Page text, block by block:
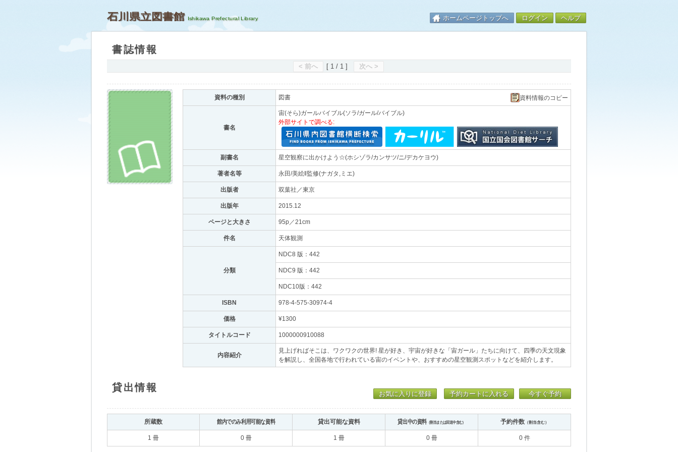
石川県立図書館 ホームページトップへ ログイン ヘルプ
書誌情報
< 前へ [ 1 / 1 ] 次へ >
資料の種別 図書 資料情報のコピー
書名
宙(そら)ガールバイブル(ソラ/ガール/バイブル)
外部サイトで調べる:
副書名 星空観察に出かけよう☆(ホシゾラ/カンサツ/ニ/デカケヨウ)
著者名等 永田/美絵‖監修(ナガタ,ミエ)
出版者 双葉社／東京
出版年 2015.12
ページと大きさ 95p／21cm
件名 天体観測
分類
NDC8 版：442
NDC9 版：442
NDC10版：442
ISBN 978-4-575-30974-4
価格 ¥1300
タイトルコード 1000000910088
内容紹介
見上げればそこは、ワクワクの世界! 星が好き、宇宙が好きな「宙ガール」たちに向けて、四季の天文現象
を解説し、全国各地で行われている宙のイベントや、おすすめの星空観測スポットなどを紹介します。
貸出情報
お気に入りに登録 予約カートに入れる 今すぐ予約
所蔵数 館内でのみ利用可能な資料 貸出可能な資料 貸出中の資料（割当または回送中含む） 予約件数（割当含む）
1 冊 0 冊 1 冊 0 冊 0 件